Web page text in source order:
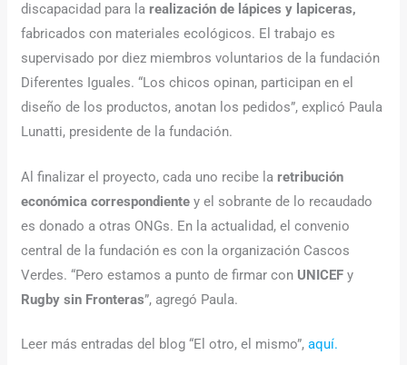
discapacidad para larealización de lápices y lapiceras,
fabricados con materiales ecológicos. El trabajo es
supervisado por diez miembros voluntarios de la fundación
Diferentes Iguales. “Los chicos opinan, participan en el
diseño de los productos, anotan los pedidos”, explicó Paula
Lunatti, presidente de la fundación.
Al finalizar el proyecto, cada uno recibe laretribución
económica correspondiente y el sobrante de lo recaudado
es donado a otras ONGs. En la actualidad, el convenio
central de la fundación es con la organización Cascos
Verdes. “Pero estamos a punto de firmar con UNICEF y
Rugby sin Fronteras”, agregó Paula.
Leer más entradas del blog “El otro, el mismo”,aquí.